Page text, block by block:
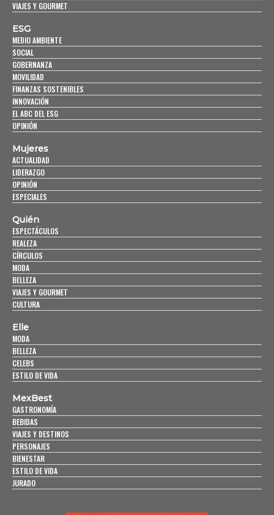
VIAJES Y GOURMET
ESG
MEDIO AMBIENTE
SOCIAL
GOBERNANZA
MOVILIDAD
FINANZAS SOSTENIBLES
INNOVACIÓN
EL ABC DEL ESG
OPINIÓN
Mujeres
ACTUALIDAD
LIDERAZGO
OPINIÓN
ESPECIALES
Quién
ESPECTÁCULOS
REALEZA
CÍRCULOS
MODA
BELLEZA
VIAJES Y GOURMET
CULTURA
Elle
MODA
BELLEZA
CELEBS
ESTILO DE VIDA
MexBest
GASTRONOMÍA
BEBIDAS
VIAJES Y DESTINOS
PERSONAJES
BIENESTAR
ESTILO DE VIDA
JURADO